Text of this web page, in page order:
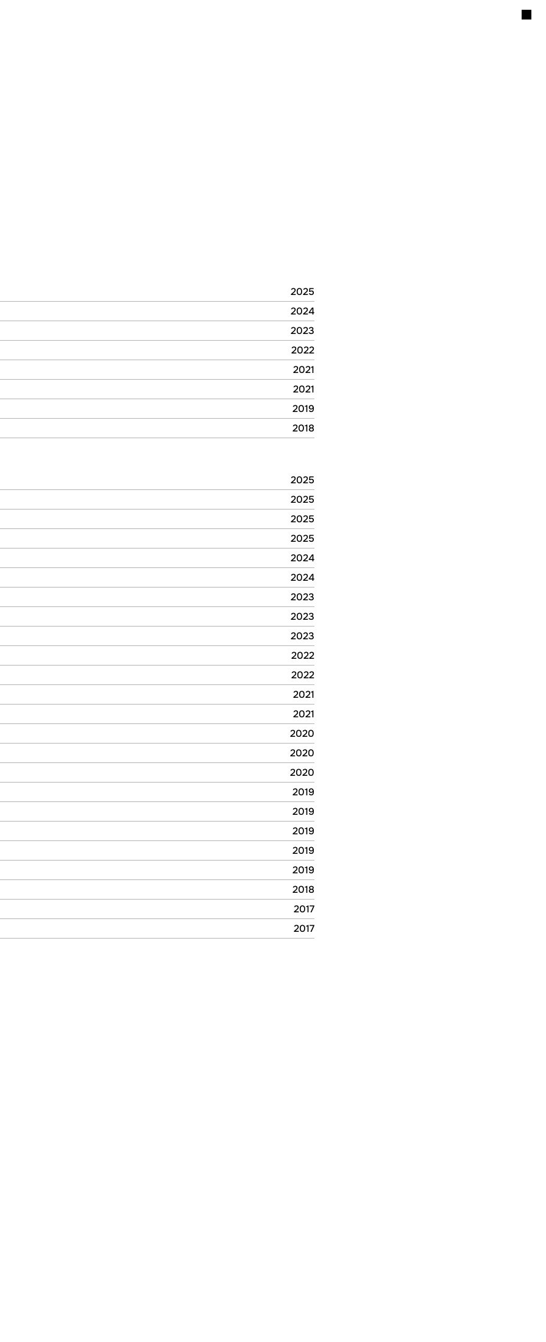
2025
2025
2024
2024
2023
2023
2022
2022
2021
2021
2021
2021
2019
2019
2018
2018
2025
2025
2025
2025
2025
2025
2025
2025
2024
2024
2024
2024
2023
2023
2023
2023
2023
2023
2022
2022
2022
2022
2021
2021
2021
2021
2020
2020
2020
2020
2020
2020
2019
2019
2019
2019
2019
2019
2019
2019
2019
2019
2018
2018
2017
2017
2017
2017